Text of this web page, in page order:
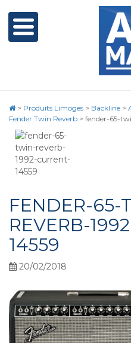
> Produits Limoges > Backline >
Fender Twin Reverb > fender-65-
FENDER-65-
REVERB-
14559
20/02/2018